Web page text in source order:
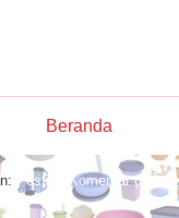
Beranda
Posting Komentar (Atom)